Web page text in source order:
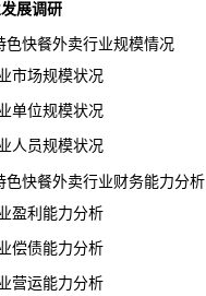
展调研
快餐外卖行业规模情况
场规模状况
位规模状况
员规模状况
快餐外卖行业财务能力分析
利能力分析
债能力分析
运能力分析